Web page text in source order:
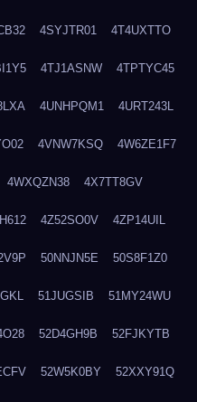
4SYJTR01 4T4UXTTO
4TJ1ASNW 4TPTYC45
4UNHPQM1 4URT243L
4VNW7KSQ 4W6ZE1F7
4WXQZN38 4X7TT8GV
4Z52SO0V 4ZP14UIL
50NNJN5E 50S8F1Z0
51JUGSIB 51MY24WU
52D4GH9B 52FJKYTB
52W5K0BY 52XXY91Q